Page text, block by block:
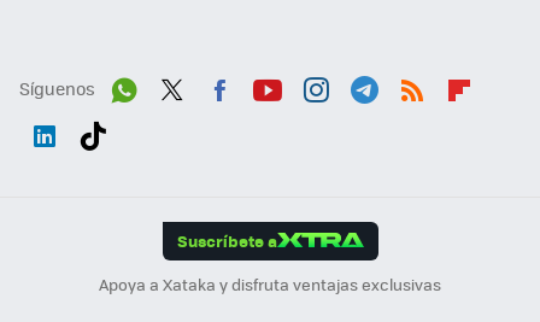
Síguenos
Suscríbete a
Apoya a Xataka y disfruta ventajas exclusivas